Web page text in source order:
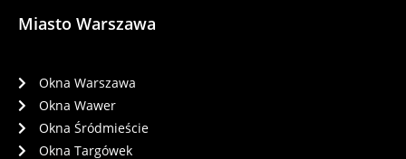
Miasto Warszawa
Okna Warszawa
Okna Wawer
Okna Śródmieście
Okna Targówek